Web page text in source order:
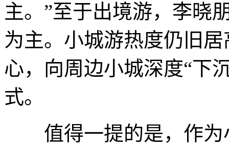
主。”至于出境游，李晓
为主。小城游热度仍旧
心，向周边小城深度“下
式。
值得一提的是，作为